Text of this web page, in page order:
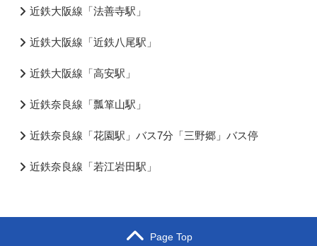
近鉄大阪線「法善寺駅」
近鉄大阪線「近鉄八尾駅」
近鉄大阪線「高安駅」
近鉄奈良線「瓢箪山駅」
近鉄奈良線「花園駅」バス7分「三野郷」バス停
近鉄奈良線「若江岩田駅」
Page Top